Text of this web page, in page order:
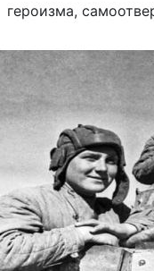
героизма,